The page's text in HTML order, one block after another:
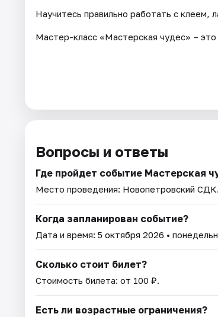
Научитесь правильно работать с клеем,
Мастер-класс «Мастерская чудес» –
Вопросы и ответы
Где пройдет событие Мастерская
Место проведения: Новопетровский СДК
Когда запланирован событие?
Дата и время: 5 октября 2026 •
Сколько стоит билет?
Стоимость билета: от 100 ₽.
Есть ли возрастные ограничения?